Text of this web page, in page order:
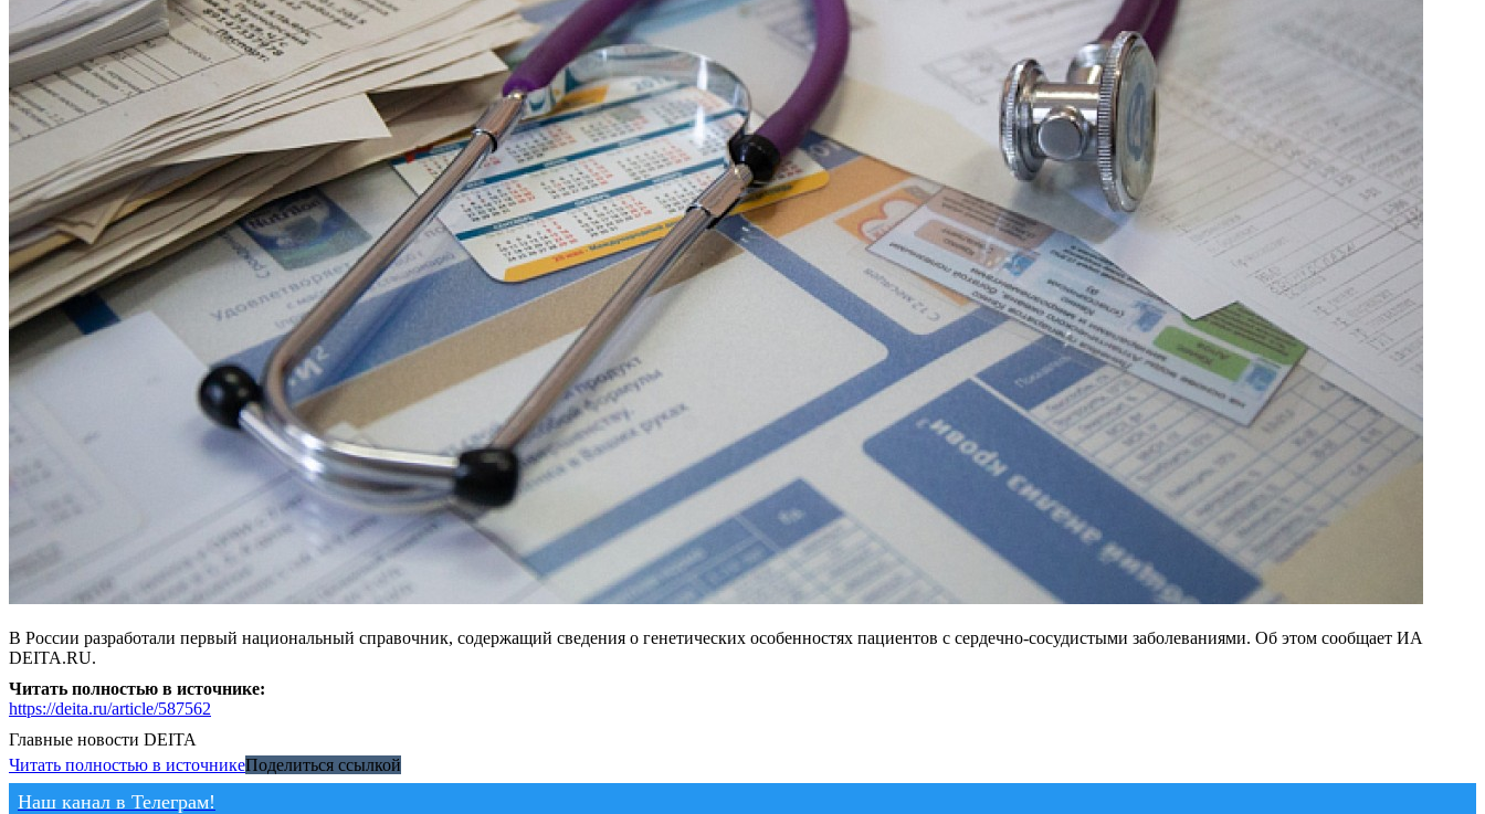
В России разработали первый национальный справочник, содержащий сведения о генетических особенностях пациентов с сердечно-сосудистыми заболеваниями. Об этом сообщает ИА
DEITA.RU.
Читать полностью в источнике:
https://deita.ru/article/587562
Главные новости DEITA
Читать полностью в источникеПоделиться ссылкой
Наш канал в Телеграм!